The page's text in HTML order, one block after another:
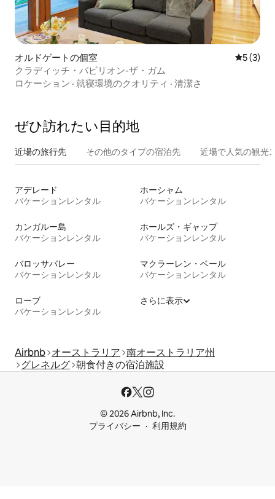
オルドゲートの個室 レビュー
5 (3)
クラディッチ・パビリオン-ザ・ガム
ロケーション · 就寝環境のクオリティ · 清潔さ
ぜひ訪⁠れ⁠た⁠い目⁠的⁠地
近場の旅行先 その他のタ⁠イ⁠プ⁠の宿⁠泊⁠先 近場で人気の観光
アデレード
バケーションレンタル
ホーシャム
バケーションレンタル
カンガルー島
バケーションレンタル
ホールズ・ギャップ
バケーションレンタル
バロッサバレー
バケーションレンタル
マクラーレン・ベール
バケーションレンタル
ローブ
バケーションレンタル
さらに表示
Airbnb オーストラリア 南オーストラリア州
グレネルグ 朝食付きの宿泊施設
© 2026 Airbnb, Inc.
プライバシー
利用規約